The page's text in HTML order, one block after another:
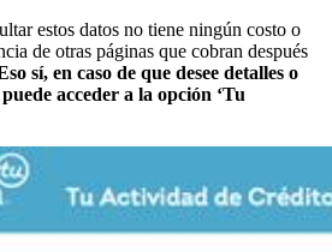
estos datos no tiene ningún costo o
de otras páginas que cobran después
sí, en caso de que desee detalles o
acceder a la opción ‘Tu